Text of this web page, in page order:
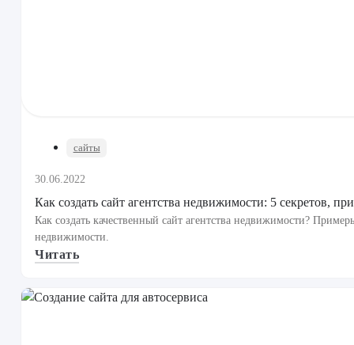
сайты
30.06.2022
Как создать сайт агентства недвижимости: 5 секретов,
Как создать качественный сайт агентства недвижимости?
недвижимости.
Читать